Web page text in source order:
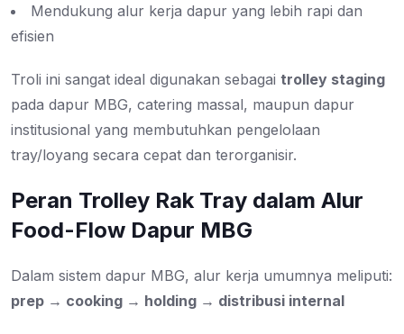
Mendukung alur kerja dapur yang lebih rapi dan
efisien
Troli ini sangat ideal digunakan sebagai trolley staging
pada dapur MBG, catering massal, maupun dapur
institusional yang membutuhkan pengelolaan
tray/loyang secara cepat dan terorganisir.
Peran Trolley Rak Tray dalam Alur
Food-Flow Dapur MBG
Dalam sistem dapur MBG, alur kerja umumnya meliputi:
prep → cooking → holding → distribusi internal